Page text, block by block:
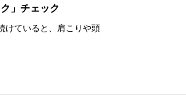
」チェック
けていると、肩こりや頭